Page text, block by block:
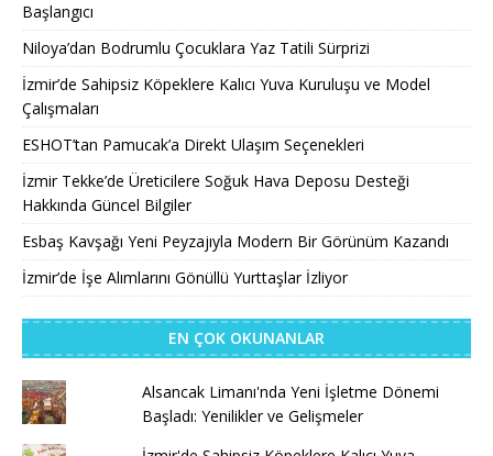
Başlangıcı
Niloya’dan Bodrumlu Çocuklara Yaz Tatili Sürprizi
İzmir’de Sahipsiz Köpeklere Kalıcı Yuva Kuruluşu ve Model
Çalışmaları
ESHOT’tan Pamucak’a Direkt Ulaşım Seçenekleri
İzmir Tekke’de Üreticilere Soğuk Hava Deposu Desteği
Hakkında Güncel Bilgiler
Esbaş Kavşağı Yeni Peyzajıyla Modern Bir Görünüm Kazandı
İzmir’de İşe Alımlarını Gönüllü Yurttaşlar İzliyor
EN ÇOK OKUNANLAR
Alsancak Limanı'nda Yeni İşletme Dönemi
Başladı: Yenilikler ve Gelişmeler